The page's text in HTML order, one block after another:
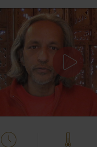
Sriram erklärt das
Patanjali war ein Gelehrter,
das Yoga Sutra
wichtigsten Schriften im Yoga